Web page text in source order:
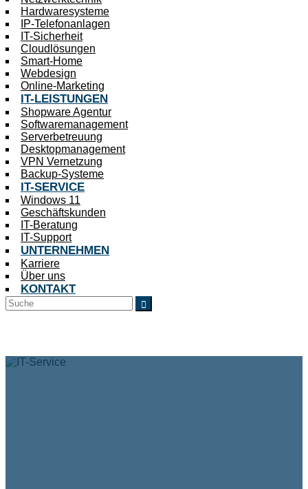
Hardwaresysteme
IP-Telefonanlagen
IT-Sicherheit
Cloudlösungen
Smart-Home
Webdesign
Online-Marketing
IT-LEISTUNGEN
Shopware Agentur
Softwaremanagement
Serverbetreuung
Desktopmanagement
VPN Vernetzung
Backup-Systeme
IT-SERVICE
Windows 11
Geschäftskunden
IT-Beratung
IT-Support
UNTERNEHMEN
Karriere
Über uns
KONTAKT